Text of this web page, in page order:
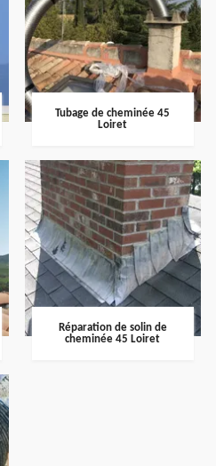
Tubage de cheminée 45
Loiret
Réparation de solin de
cheminée 45 Loiret